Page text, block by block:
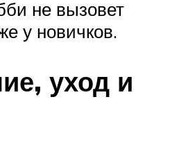
не вызовет
у новичков.
уход и